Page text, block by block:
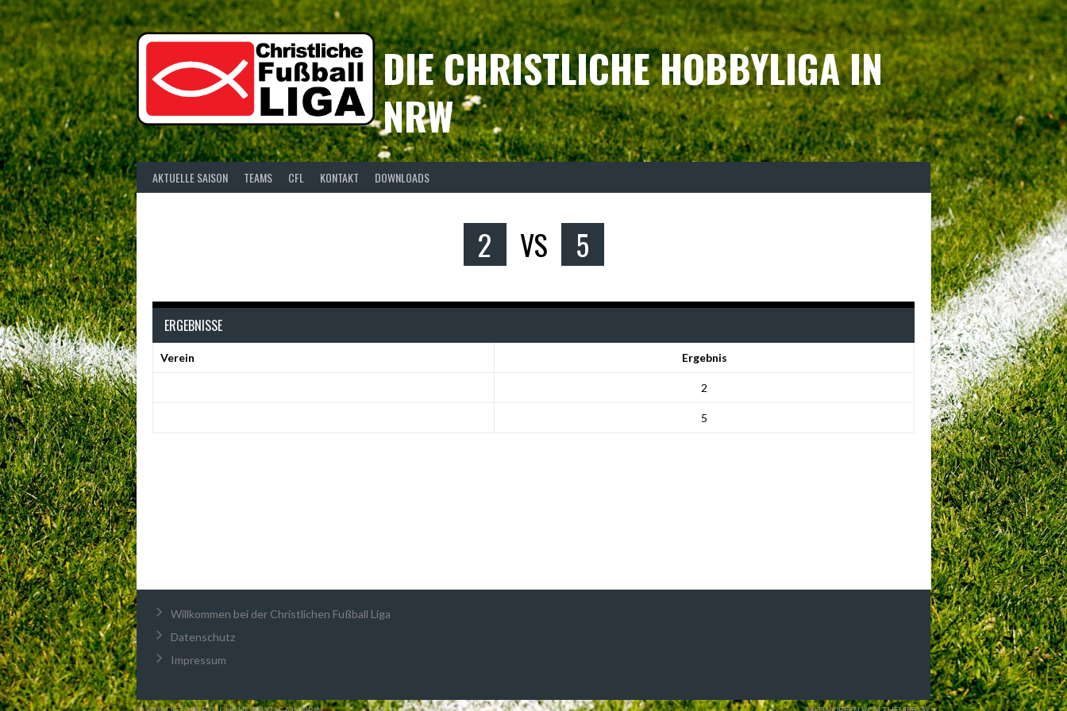
Springe
zum
Inhalt
DIE CHRISTLICHE HOBBYLIGA IN
NRW
AKTUELLE SAISON TEAMS CFL KONTAKT DOWNLOADS
2 VS 5
ERGEBNISSE
Verein Ergebnis
2
5
Willkommen bei der Christlichen Fußball Liga
Datenschutz
Impressum